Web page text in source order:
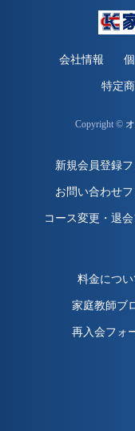
会社情報
特定
Copyright ©
新規会員登録フ
お問い合わせフ
コース変更・退
料金につい
家庭教師ブ
再入会フォ